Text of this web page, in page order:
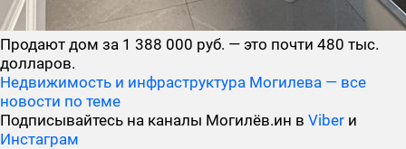
Продают дом за 1 388 000 руб. — это почти 480 тыс.
долларов.
Недвижимость и инфраструктура Могилева — все
новости по теме
Подписывайтесь на каналы Могилёв.ин в Viber и
Инстаграм